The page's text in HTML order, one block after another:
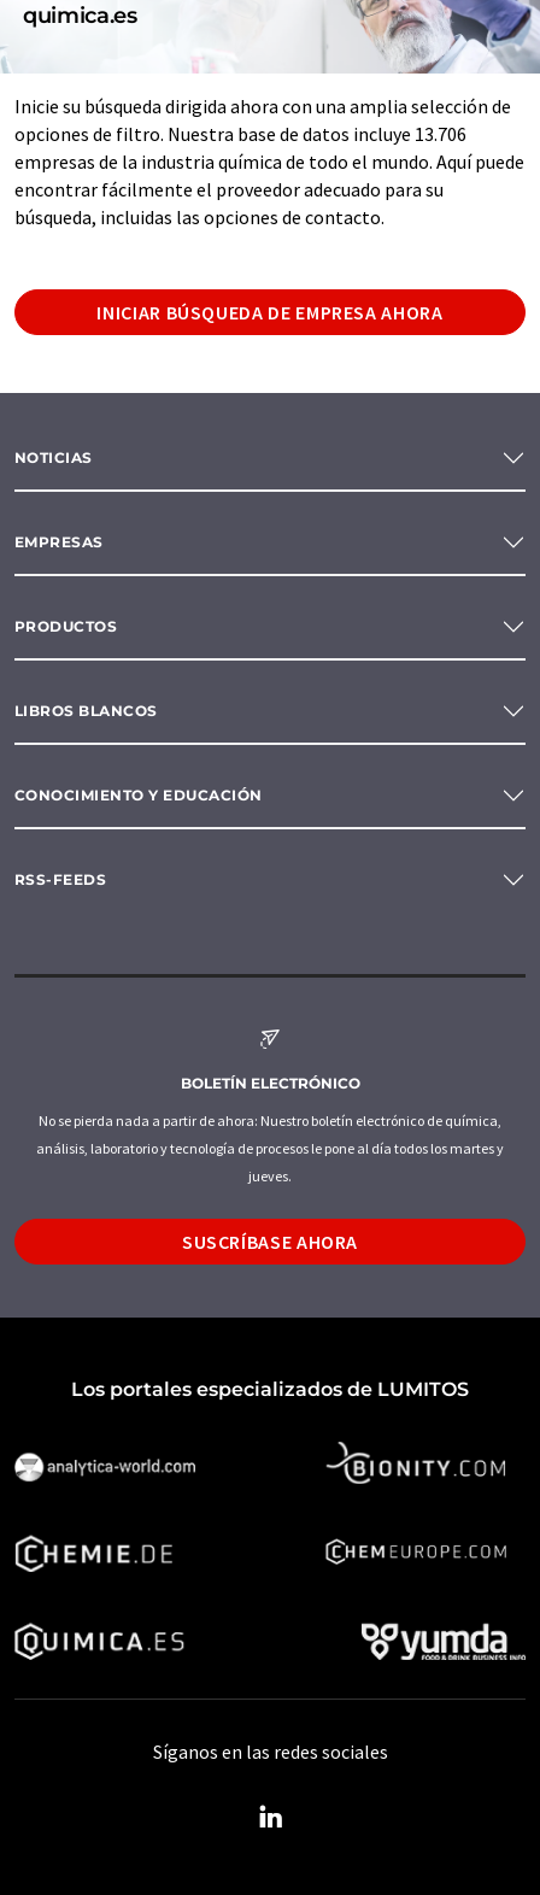
quimica.es
Inicie su búsqueda dirigida ahora con una amplia selección de
opciones de filtro. Nuestra base de datos incluye 13.706
empresas de la industria química de todo el mundo. Aquí puede
encontrar fácilmente el proveedor adecuado para su
búsqueda, incluidas las opciones de contacto.
INICIAR BÚSQUEDA DE EMPRESA AHORA
NOTICIAS
EMPRESAS
PRODUCTOS
LIBROS BLANCOS
CONOCIMIENTO Y EDUCACIÓN
RSS-FEEDS
BOLETÍN ELECTRÓNICO
No se pierda nada a partir de ahora: Nuestro boletín electrónico de química,
análisis, laboratorio y tecnología de procesos le pone al día todos los martes y
jueves.
SUSCRÍBASE AHORA
Los portales especializados de LUMITOS
Síganos en las redes sociales